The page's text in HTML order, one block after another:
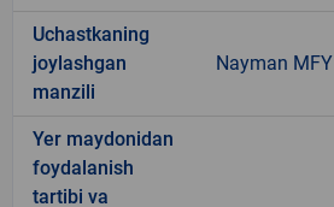
Uchastkaning
joylashgan
manzili
Nayman MFY
Yer maydonidan
foydalanish
tartibi va